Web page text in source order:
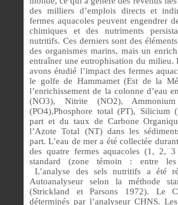
des milliers d’emplois directs et
fermes aquacoles peuvent engendrer
chimiques et des nutriments
nutritifs. Ces derniers sont des
des organismes marins, mais un
entraîner une eutrophisation du milieu.
avons étudié l’impact des fermes
le golfe de Hammamet (Est de la
l’enrichissement de la colonne d’eau
(NO3), Nitrite (NO2),
(PO4),Phosphore total (PT), Silicium
part et du taux de Carbone
l’Azote Total (NT) dans les
part.L’eau de mer a été collectée
des quatre fermes aquacoles (1, 2,
standard (zone témoin : entre les
L’analyse des sels nutritifs a été
Autoanalyseur selon la méthode
(Strickland et Parsons 1972). Le
déterminés par l’analyseur CHNS.